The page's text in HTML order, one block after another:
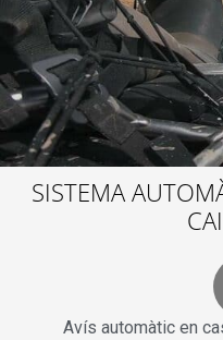
SISTEMA
Avís automàtic en